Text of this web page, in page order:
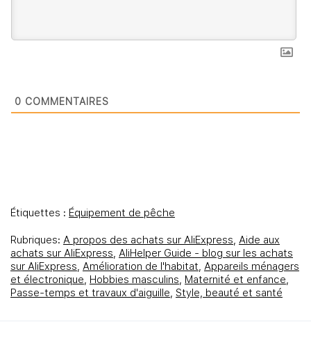
0 COMMENTAIRES
Étiquettes : Équipement de pêche
Rubriques: A propos des achats sur AliExpress, Aide aux
achats sur AliExpress, AliHelper Guide - blog sur les achats
sur AliExpress, Amélioration de l'habitat, Appareils ménagers
et électronique, Hobbies masculins, Maternité et enfance,
Passe-temps et travaux d'aiguille, Style, beauté et santé